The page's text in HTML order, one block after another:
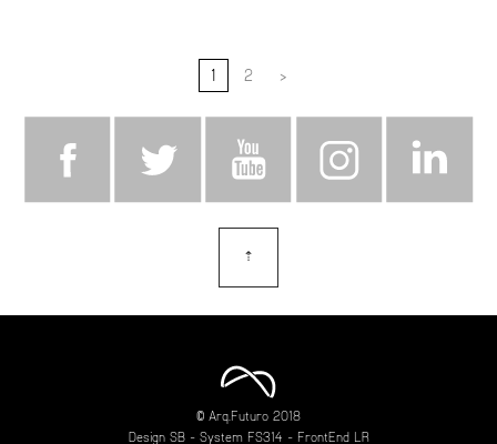
1 2 >
⇡
© Arq.Futuro 2018
Design SB- System FS314 - FrontEnd LR